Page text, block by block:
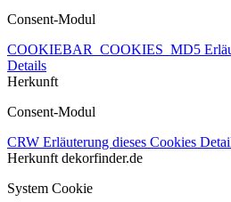
Consent-Modul
COOKIEBAR_COOKIES_MD5
Details
Herkunft
Consent-Modul
CRW Erläuterung dieses Cookies
Herkunft dekorfinder.de
System Cookie